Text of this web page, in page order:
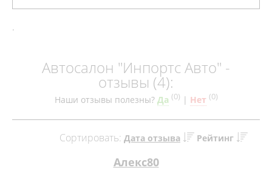
.
Автосалон "Инпортс Авто" -
отзывы (4):
Наши отзывы полезны? Да (0) | Нет (0)
Сортировать: Дата отзыва Рейтинг
Алекс80